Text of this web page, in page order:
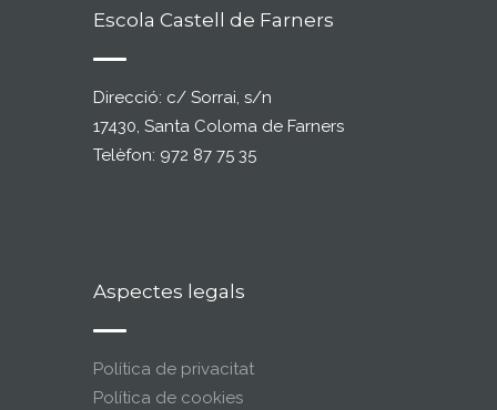
Escola Castell de Farners
Direcció: c/ Sorrai, s/n
17430, Santa Coloma de Farners
Telèfon: 972 87 75 35
Aspectes legals
Política de privacitat
Política de cookies